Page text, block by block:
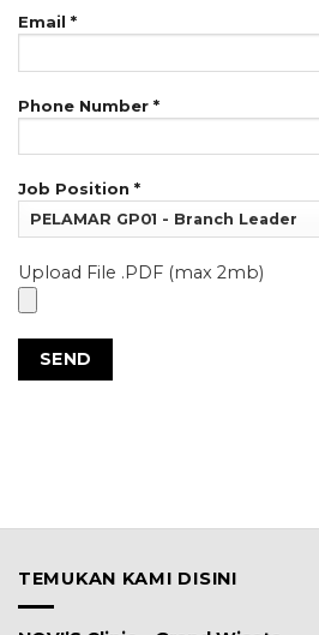
Email *
Phone Number *
Job Position *
Upload File .PDF (max 2mb)
TEMUKAN KAMI DISINI